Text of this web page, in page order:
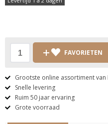
FAVORIETEN
Grootste online assortiment van
Snelle levering
Ruim 50 jaar ervaring
Grote voorraad